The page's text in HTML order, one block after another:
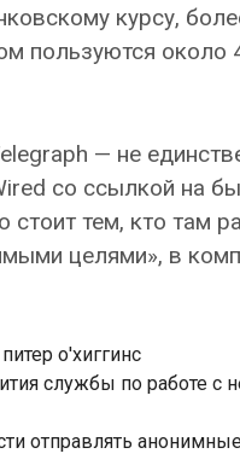
курсу,
пользуются
— не
со ссылкой на
тем, кто там
целями», в
питер о'хиггинс
службы по работе с
отправлять